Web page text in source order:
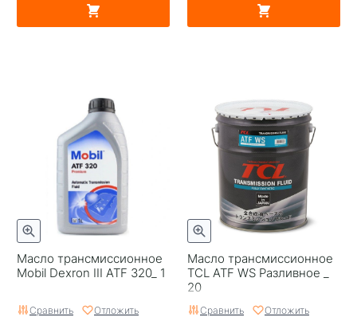
Масло трансмиссионное
Mobil Dexron III ATF 320_ 1
Сравнить Отложить
Масло трансмиссионное
TCL ATF WS Разливное _
20
Сравнить Отложить